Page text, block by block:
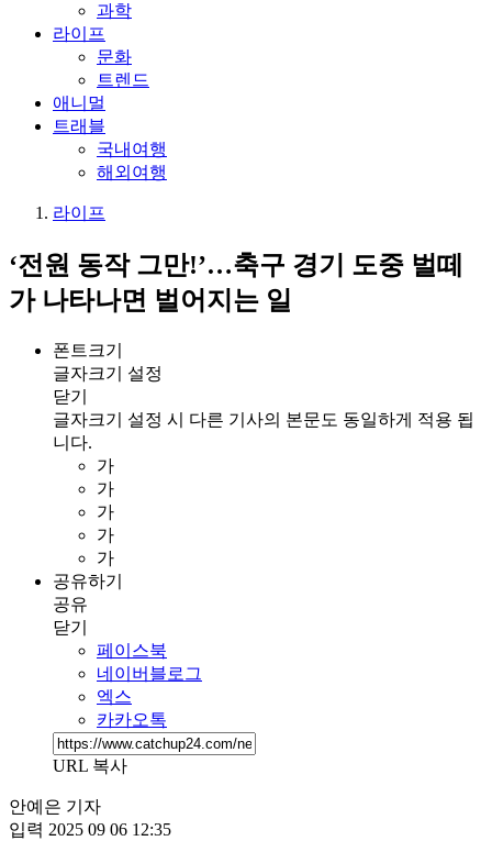
과학
라이프
문화
트렌드
애니멀
트래블
국내여행
해외여행
라이프
‘전원 동작 그만!’…축구 경기 도중 벌떼
가 나타나면 벌어지는 일
폰트크기
글자크기 설정
닫기
글자크기 설정 시 다른 기사의 본문도 동일하게 적용 됩
니다.
가
가
가
가
가
공유하기
공유
닫기
페이스북
네이버블로그
엑스
카카오톡
URL 복사
안예은 기자
입력 2025 09 06 12:35